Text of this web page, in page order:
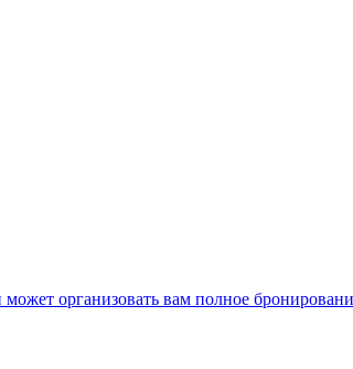
организовать вам полное